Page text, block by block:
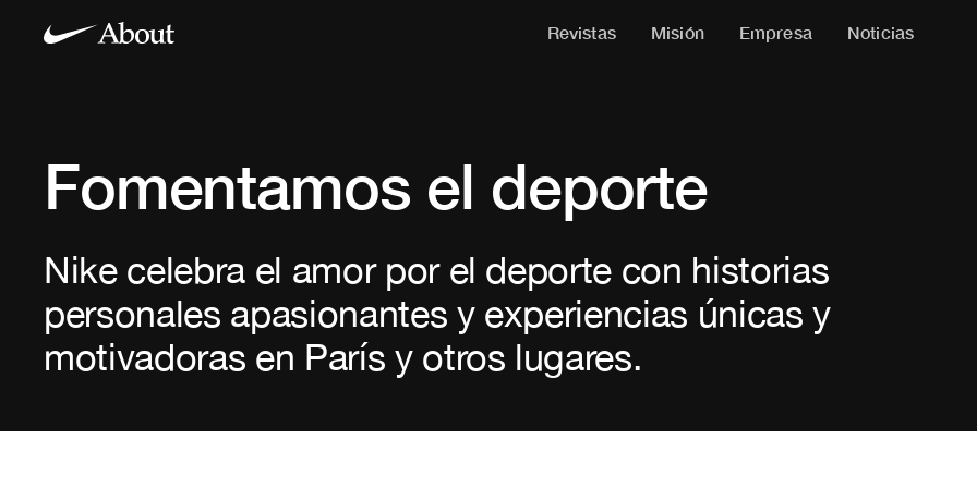
Revistas Misión Empresa Noticias
Fomentamos el deporte
Nike celebra el amor por el deporte con historias
personales apasionantes y experiencias únicas y
motivadoras en París y otros lugares.